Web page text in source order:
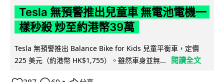
Tesla 無預警推出兒童車 無電池電機一
樣秒殺 炒至約港幣39萬
Tesla 無預警推出 Balance Bike for Kids 兒童平衡車，定價
225 美元（約港幣 HK$1,755）。雖然車身並無...
閱讀全文